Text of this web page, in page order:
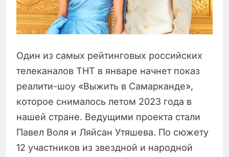
Один из самых рейтинговых российских
телеканалов ТНТ в январе начнет показ
реалити-шоу «Выжить в Самарканде»,
которое снималось летом 2023 года в
нашей стране. Ведущими проекта стали
Павел Воля и Ляйсан Утяшева. По сюжету
12 участников из звездной и народной